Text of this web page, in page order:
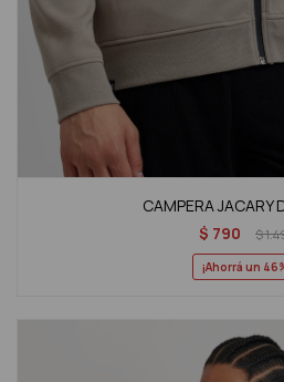
CAMPERA JACARY
$ 790 $
46